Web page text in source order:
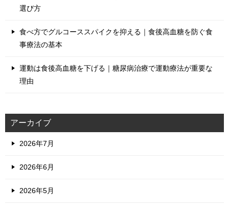
選び方
食べ方でグルコーススパイクを抑える｜食後高血糖を防ぐ食
事療法の基本
運動は食後高血糖を下げる｜糖尿病治療で運動療法が重要な
理由
アーカイブ
2026年7月
2026年6月
2026年5月